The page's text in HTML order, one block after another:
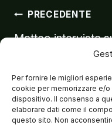
Per fornire le migliori
cookie per memorizzare e/
dispositivo. Il consenso a
elaborare dati come il
questo sito. Non
PRECEDENTE
Matteo intervista